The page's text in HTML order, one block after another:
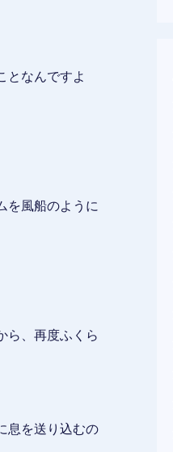
となんですよ
を風船のように
ら、再度ふくら
息を送り込むの